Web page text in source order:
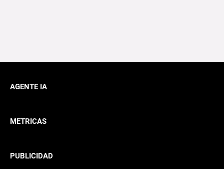
AGENTE IA
METRICAS
PUBLICIDAD